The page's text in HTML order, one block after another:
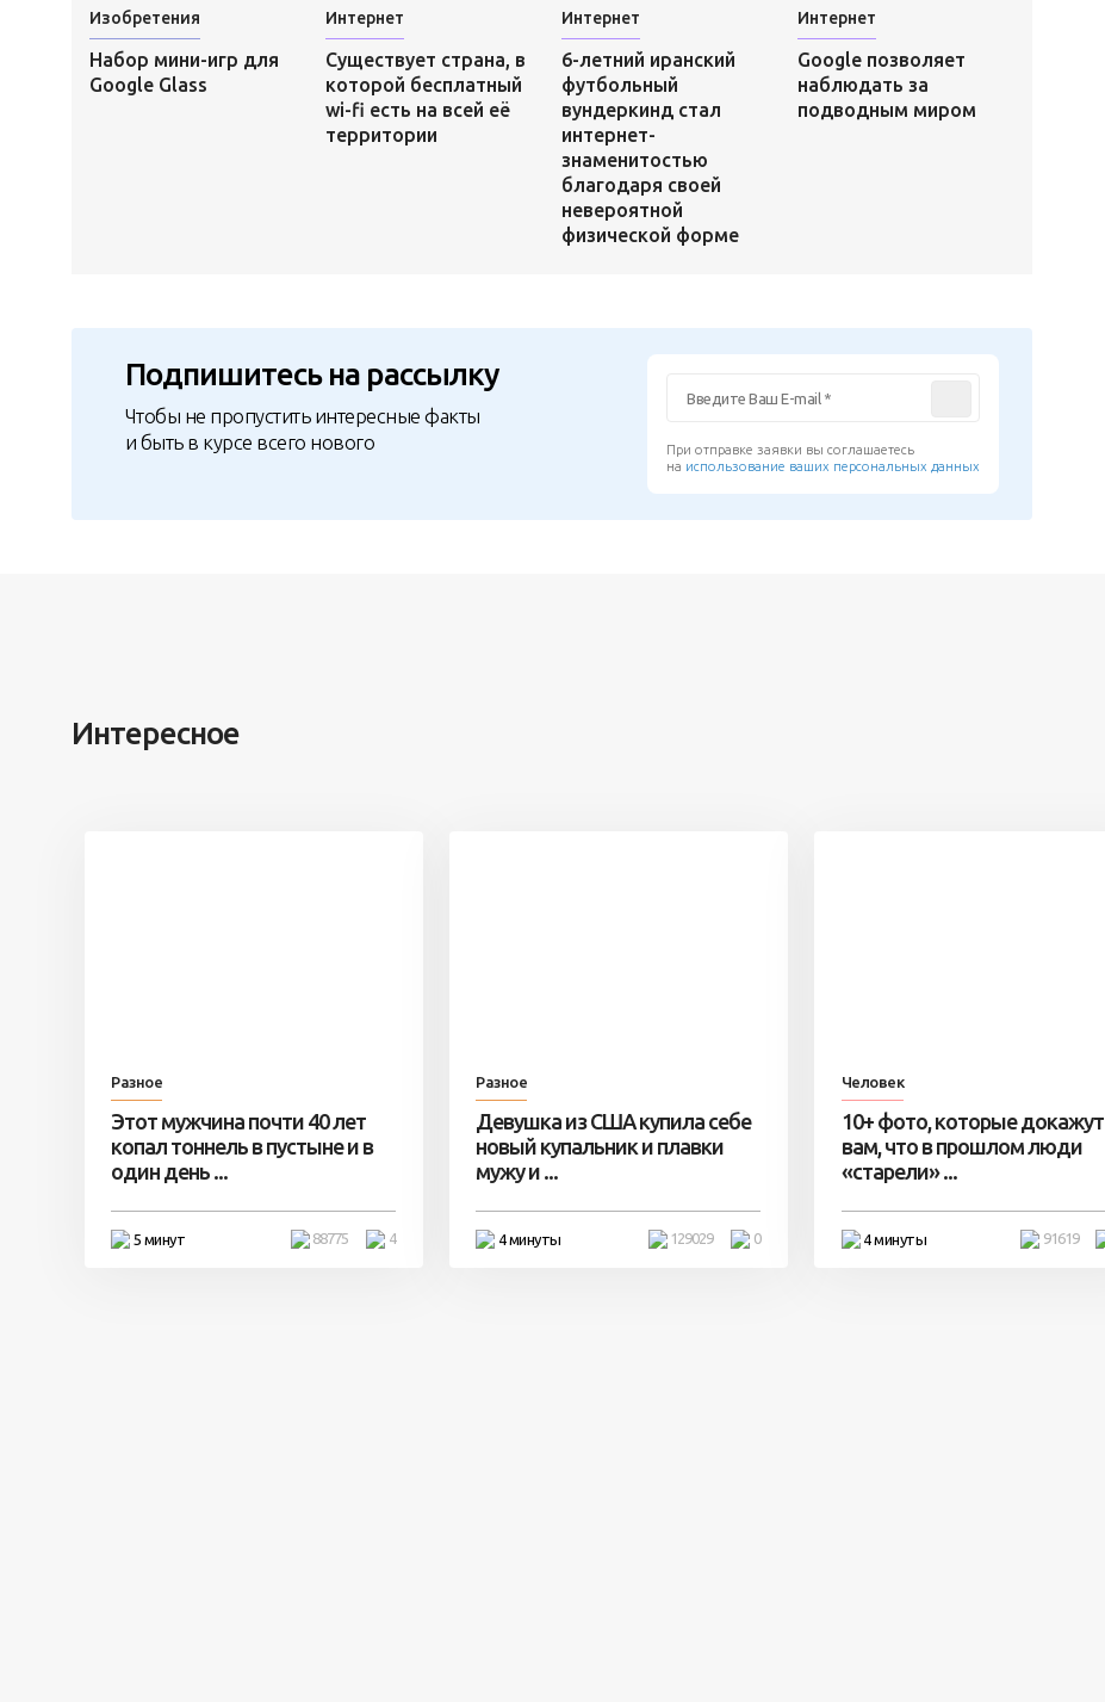
Изобретения
Набор мини-игр для
Google Glass
Интернет
Существует страна, в
которой бесплатный
wi-fi есть на всей её
территории
Интернет
6-летний иранский
футбольный
вундеркинд стал
интернет-
знаменитостью
благодаря своей
невероятной
физической форме
Интернет
Google позволяет
наблюдать за
подводным миром
Подпишитесь на рассылку
Чтобы не пропустить интересные факты
и быть в курсе всего нового
При отправке заявки вы соглашаетесь
на использование ваших персональных данных
Интересное
Разное
Этот мужчина почти 40 лет
копал тоннель в пустыне и в
один день ...
5 минут 4
88775
Разное
Девушка из США купила себе
новый купальник и плавки
мужу и ...
4 минуты 0
129029
Человек
10+ фото, которые докажут
вам, что в прошлом люди
«старели» ...
4 минуты 91619